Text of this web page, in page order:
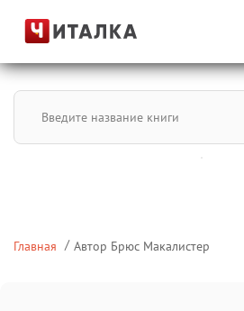
Главная Автор Брюс Макалистер